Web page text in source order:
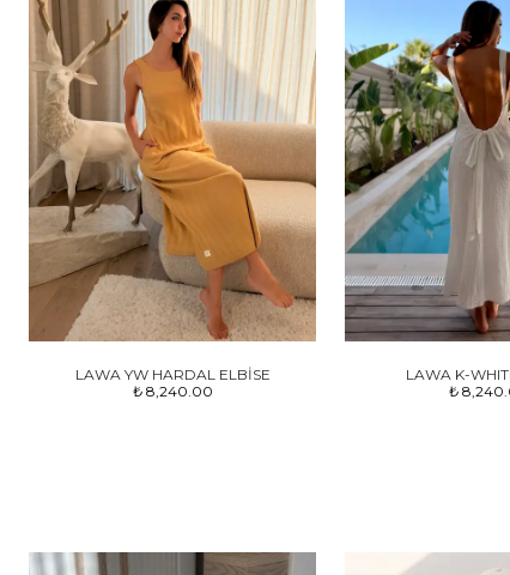
LAWA YW HARDAL ELBİSE
₺ 8,240.00
LAWA K-
₺